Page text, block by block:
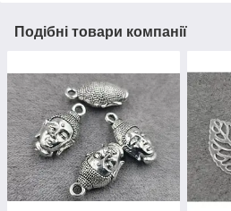
Подібні товари компанії